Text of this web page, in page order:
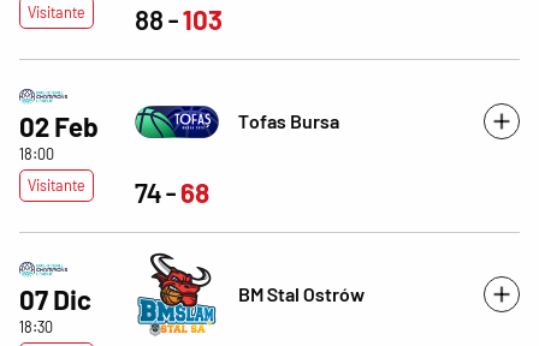
Visitante
88 103
02 Feb
18:00
Visitante
Tofas Bursa
74 68
07 Dic
18:30
BM Stal Ostrów